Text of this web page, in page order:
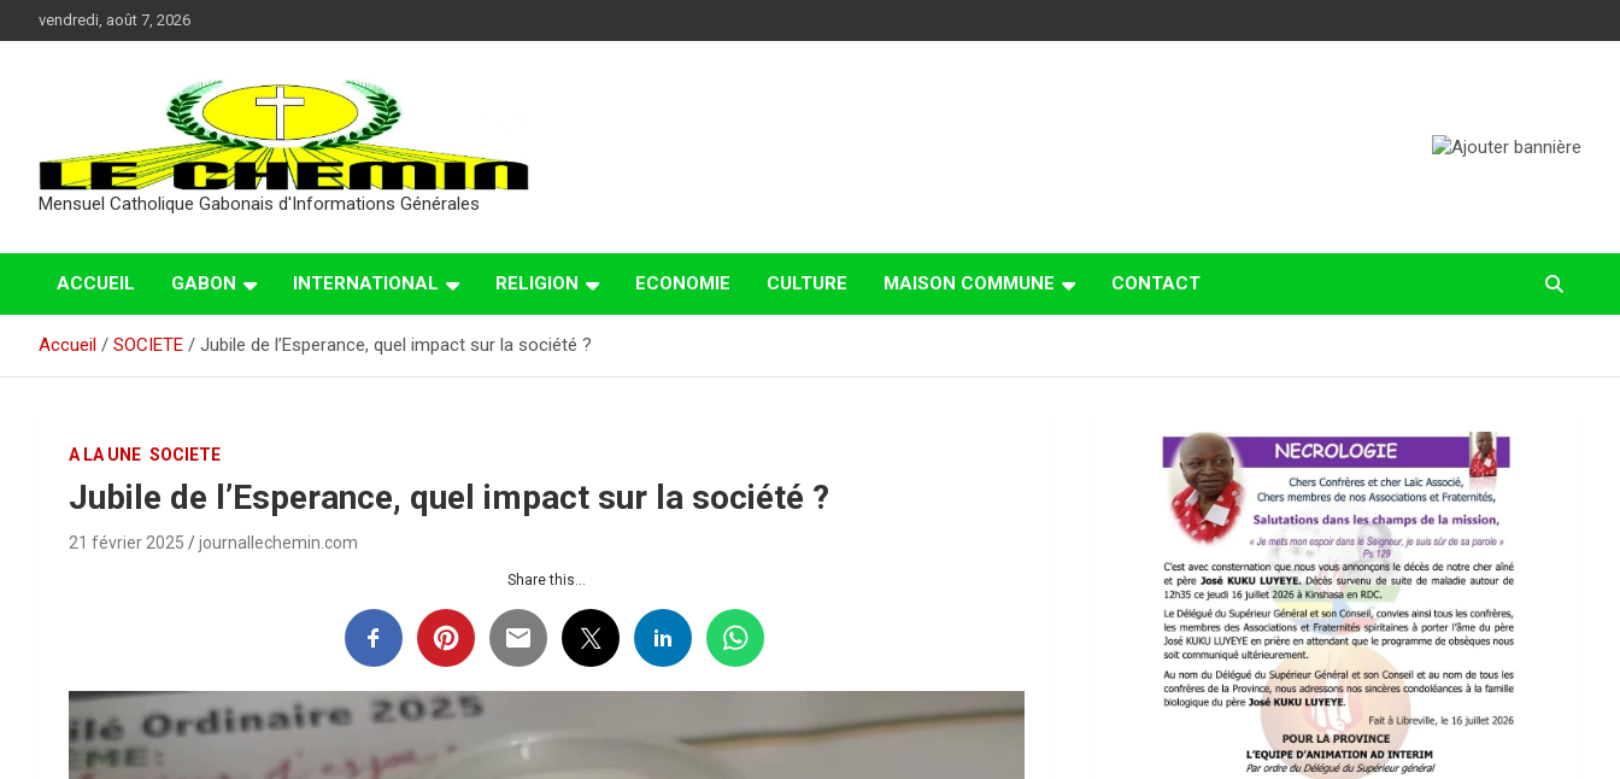
au
vendredi, août 7, 2026
Mensuel Catholique Gabonais d'Informations Générales
ACCUEIL GABON INTERNATIONAL RELIGION ECONOMIE CULTURE MAISON COMMUNE CONTACT
Accueil SOCIETE Jubile de l’Esperance, quel impact sur la société ?
A LA UNE SOCIETE
Jubile de l’Esperance, quel impact sur la société ?
21 février 2025 journallechemin.com
Share this...